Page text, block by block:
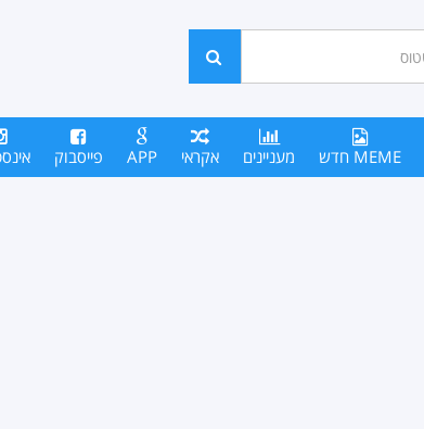
חפש
MEME חדש מעניינים אקראי APP פייסבוק